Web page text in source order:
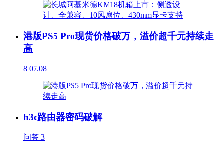
港版PS5 Pro现货价格破万，溢价超千元持续走
高
8 07.08
h3c路由器密码破解
问答 3